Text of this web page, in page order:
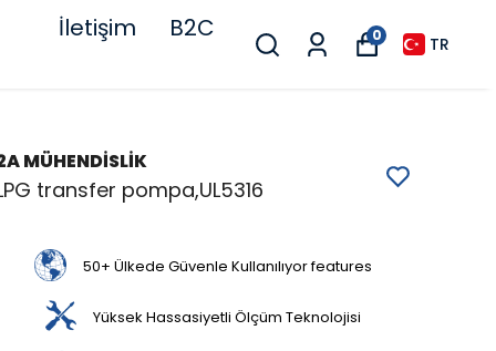
İletişim B2C 0 TR
MÜHENDİSLİK
transfer pompa,UL5316
50+ Ülkede Güvenle Kullanılıyor features
Yüksek Hassasiyetli Ölçüm Teknolojisi